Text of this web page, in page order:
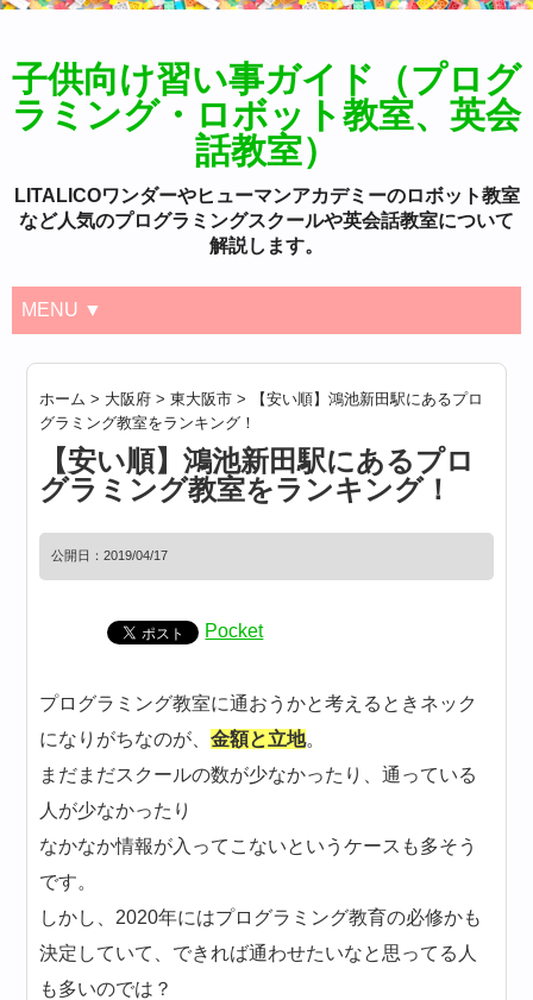
子供向け習い事ガイド（プログ
ラミング・ロボット教室、英会
話教室）
LITALICOワンダーやヒューマンアカデミーのロボット教室
など人気のプログラミングスクールや英会話教室について
解説します。
MENU ▼
ホーム > 大阪府 >東大阪市 >
【安い順】鴻池新田駅にあるプロ
グラミング教室をランキング！
【安い順】鴻池新田駅にあるプロ
グラミング教室をランキング！
公開日：2019/04/17
Pocket
プログラミング教室に通おうかと考えるときネック
になりがちなのが、金額と立地。
まだまだスクールの数が少なかったり、通っている
人が少なかったり
なかなか情報が入ってこないというケースも多そう
です。
しかし、2020年にはプログラミング教育の必修かも
決定していて、できれば通わせたいなと思ってる人
も多いのでは？